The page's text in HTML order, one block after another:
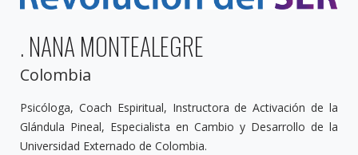
. NANA MONTEALEGRE
Colombia
Psicóloga, Coach Espiritual, Instructora de Activación de la
Glándula Pineal, Especialista en Cambio y Desarrollo de la
Universidad Externado de Colombia.